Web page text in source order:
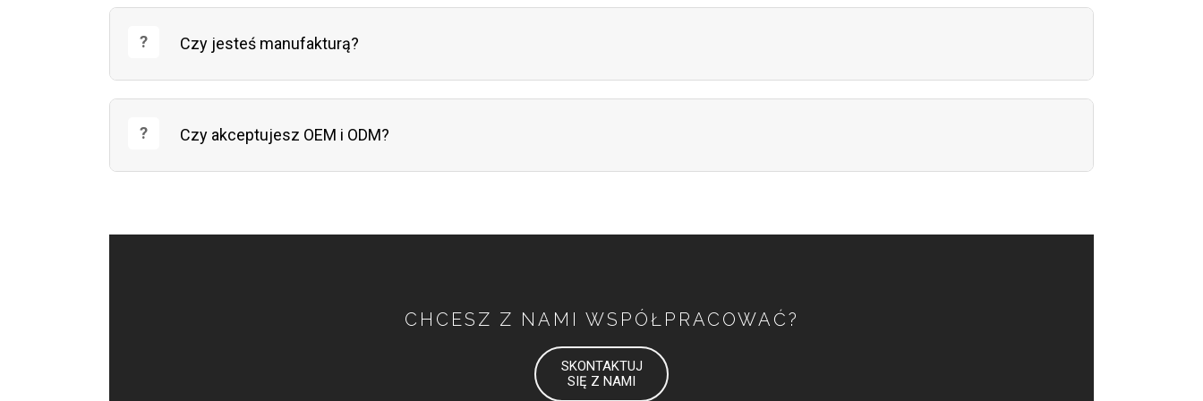
Czy jesteś manufakturą?
Czy akceptujesz OEM i ODM?
CHCESZ Z NAMI WSPÓŁPRACOWAĆ?
SKONTAKTUJ
SIĘ Z NAMI